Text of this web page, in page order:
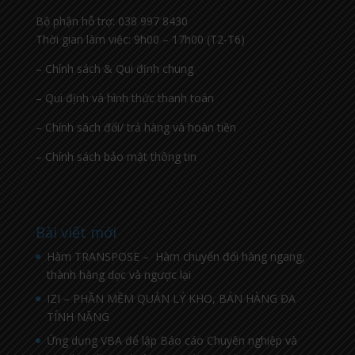
Bộ phận hỗ trợ: 038 997 8430
Thời gian làm việc: 9h00 – 17h00 (T2-T6)
– Chính sách & Qui định chung
– Qui định và hình thức thanh toán
– Chính sách đổi/ trả hàng và hoàn tiền
– Chính sách bảo mật thông tin
Bài viết mới
Hàm TRANSPOSE – Hàm chuyển đổi hàng ngang,
thành hàng dọc và ngược lại
IZI – PHẦN MỀM QUẢN LÝ KHO, BÁN HÀNG ĐA
TÍNH NĂNG
Ứng dụng VBA để lập Báo cáo Chuyên nghiệp và